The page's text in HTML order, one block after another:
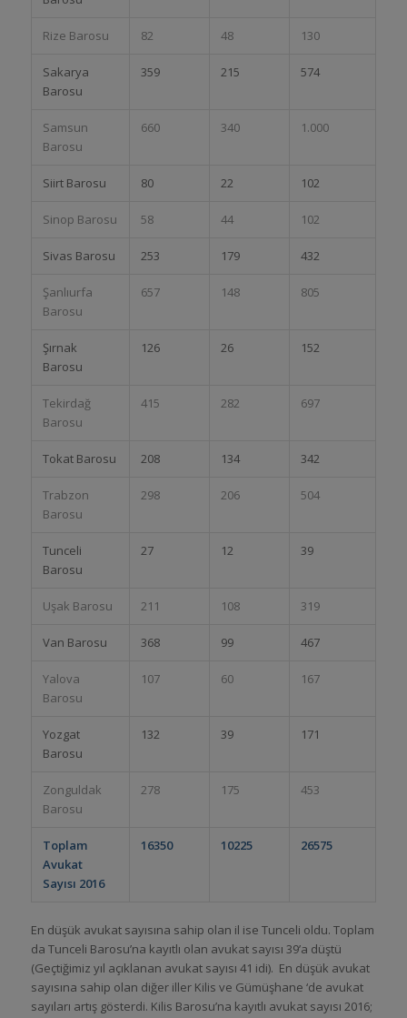
Rize Barosu 82 48 130
Sakarya
Barosu
359 215 574
Samsun
Barosu
660 340 1.000
Siirt Barosu 80 22 102
Sinop Barosu 58 44 102
Sivas Barosu 253 179 432
Şanlıurfa
Barosu
657 148 805
Şırnak
Barosu
126 26 152
Tekirdağ
Barosu
415 282 697
Tokat Barosu 208 134 342
Trabzon
Barosu
298 206 504
Tunceli
Barosu
27 12 39
Uşak Barosu 211 108 319
Van Barosu 368 99 467
Yalova
Barosu
107 60 167
Yozgat
Barosu
132 39 171
Zonguldak
Barosu
278 175 453
Toplam
Avukat
Sayısı 2016
16350 10225 26575
En düşük avukat sayısına sahip olan il ise Tunceli oldu. Toplam
da Tunceli Barosu’na kayıtlı olan avukat sayısı 39’a düştü
(Geçtiğimiz yıl açıklanan avukat sayısı 41 idi). En düşük avukat
sayısına sahip olan diğer iller Kilis ve Gümüşhane ‘de avukat
sayıları artış gösterdi. Kilis Barosu’na kayıtlı avukat sayısı 2016;